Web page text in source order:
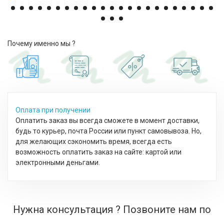
Почему именно мы ?
Оплата при получении
Оплатить заказ вы всегда сможете в момент доставки,
будь то курьер, почта России или пункт самовывоза. Но,
для желающих сэкономить время, всегда есть
возможность оплатить заказ на сайте: картой или
электронными деньгами.
Нужна консультация ? Позвоните нам по